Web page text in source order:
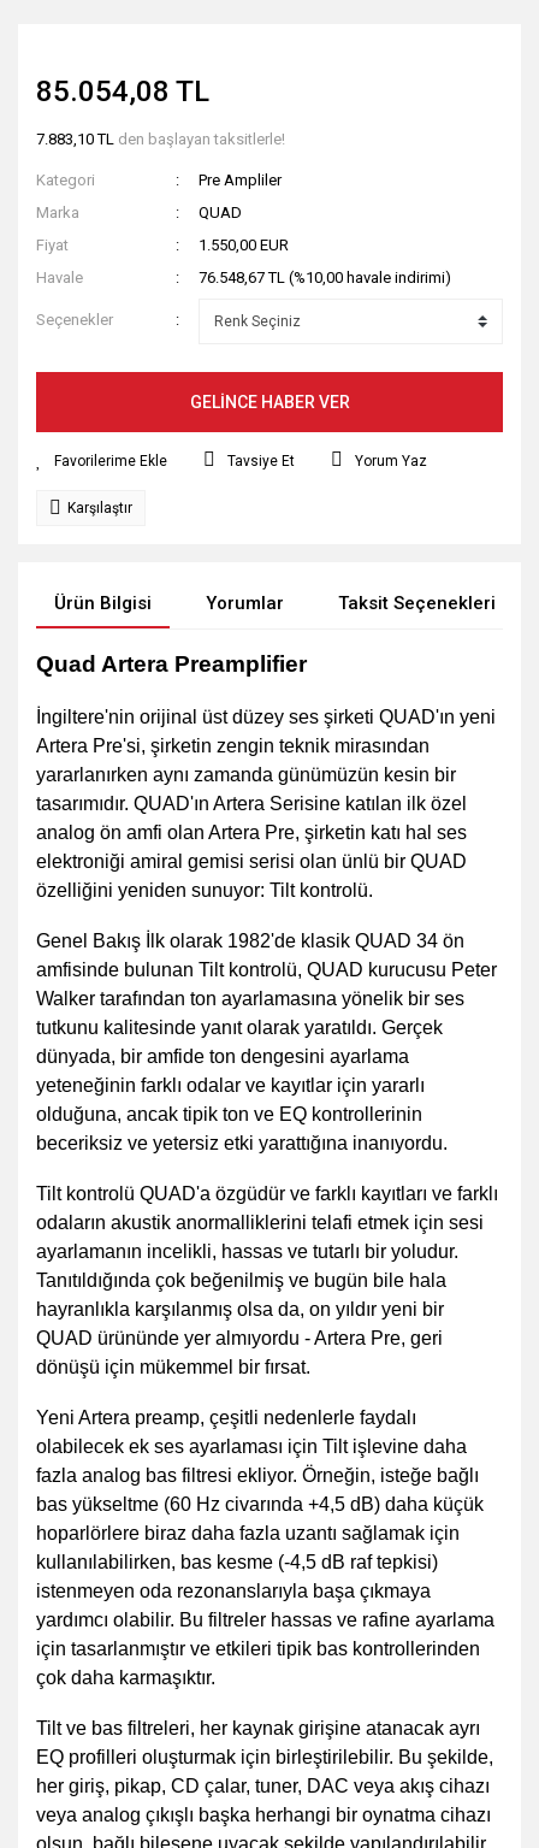
85.054,08 TL
7.883,10 TL den başlayan taksitlerle!
Kategori
Pre Ampliler
Marka
QUAD
Fiyat
1.550,00 EUR
Havale
76.548,67 TL (%10,00 havale indirimi)
Seçenekler
GELİNCE HABER VER
Tavsiye Et Yorum Yaz
Karşılaştır
Ürün Bilgisi Yorumlar Taksit Seçenekleri
Quad Artera Preamplifier
İngiltere'nin orijinal üst düzey ses şirketi QUAD'ın yeni
Artera Pre'si, şirketin zengin teknik mirasından
yararlanırken aynı zamanda günümüzün kesin bir
tasarımıdır. QUAD'ın Artera Serisine katılan ilk özel
analog ön amfi olan Artera Pre, şirketin katı hal ses
elektroniği amiral gemisi serisi olan ünlü bir QUAD
özelliğini yeniden sunuyor: Tilt kontrolü.
Genel Bakış İlk olarak 1982'de klasik QUAD 34 ön
amfisinde bulunan Tilt kontrolü, QUAD kurucusu Peter
Walker tarafından ton ayarlamasına yönelik bir ses
tutkunu kalitesinde yanıt olarak yaratıldı. Gerçek
dünyada, bir amfide ton dengesini ayarlama
yeteneğinin farklı odalar ve kayıtlar için yararlı
olduğuna, ancak tipik ton ve EQ kontrollerinin
beceriksiz ve yetersiz etki yarattığına inanıyordu.
Tilt kontrolü QUAD'a özgüdür ve farklı kayıtları ve farklı
odaların akustik anormalliklerini telafi etmek için sesi
ayarlamanın incelikli, hassas ve tutarlı bir yoludur.
Tanıtıldığında çok beğenilmiş ve bugün bile hala
hayranlıkla karşılanmış olsa da, on yıldır yeni bir
QUAD ürününde yer almıyordu - Artera Pre, geri
dönüşü için mükemmel bir fırsat.
Yeni Artera preamp, çeşitli nedenlerle faydalı
olabilecek ek ses ayarlaması için Tilt işlevine daha
fazla analog bas filtresi ekliyor. Örneğin, isteğe bağlı
bas yükseltme (60 Hz civarında +4,5 dB) daha küçük
hoparlörlere biraz daha fazla uzantı sağlamak için
kullanılabilirken, bas kesme (-4,5 dB raf tepkisi)
istenmeyen oda rezonanslarıyla başa çıkmaya
yardımcı olabilir. Bu filtreler hassas ve rafine ayarlama
için tasarlanmıştır ve etkileri tipik bas kontrollerinden
çok daha karmaşıktır.
Tilt ve bas filtreleri, her kaynak girişine atanacak ayrı
EQ profilleri oluşturmak için birleştirilebilir. Bu şekilde,
her giriş, pikap, CD çalar, tuner, DAC veya akış cihazı
veya analog çıkışlı başka herhangi bir oynatma cihazı
olsun, bağlı bileşene uyacak şekilde yapılandırılabilir.